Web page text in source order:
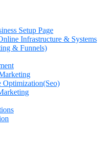
Setup Page
Infrastructure & Systems
& Funnels)
Optimization(Seo)